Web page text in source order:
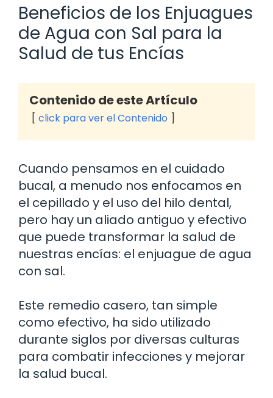
Beneficios de los Enjuagues
de Agua con Sal para la
Salud de tus Encías
Contenido de este Artículo
click para ver el Contenido
Cuando pensamos en el cuidado
bucal, a menudo nos enfocamos en
el cepillado y el uso del hilo dental,
pero hay un aliado antiguo y efectivo
que puede transformar la salud de
nuestras encías: el enjuague de agua
con sal.
Este remedio casero, tan simple
como efectivo, ha sido utilizado
durante siglos por diversas culturas
para combatir infecciones y mejorar
la salud bucal.